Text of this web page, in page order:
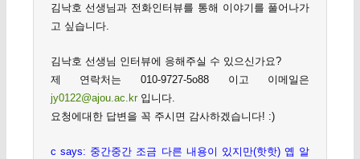
김낙호 선생님과 전화인터뷰를 통해 이야기를 풀어나가
고 싶습니다.
김낙호 선생님 인터뷰에 응해주실 수 있으신가요?
제 연락처는 010-9727-5o88 이고 이메일은
jy0122@ajou.ac.kr입니다.
요청에대한 답변을 꼭 주시면 감사하겠습니다! :)
c says: 중간중간 조금 다른 내용이 있지만(핫핫) 옙 알